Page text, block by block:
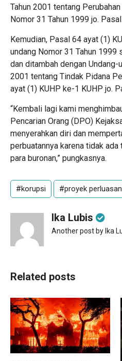
Tahun 2001 tentang
Nomor 31 Tahun 1999 jo.
Kemudian, Pasal 64 ayat (1)
undang Nomor 31 Tahun 1999
dan ditambah dengan Undang-
2001 tentang Tindak Pidana
ayat (1) KUHP ke-1 KUHP jo.
“Kembali lagi kami
Pencarian Orang (DPO)
menyerahkan diri dan
perbuatannya karena tidak
para buronan,” pungkasnya.
#korupsi #proyek
Ika Lubis
Another post by Ika
Related posts